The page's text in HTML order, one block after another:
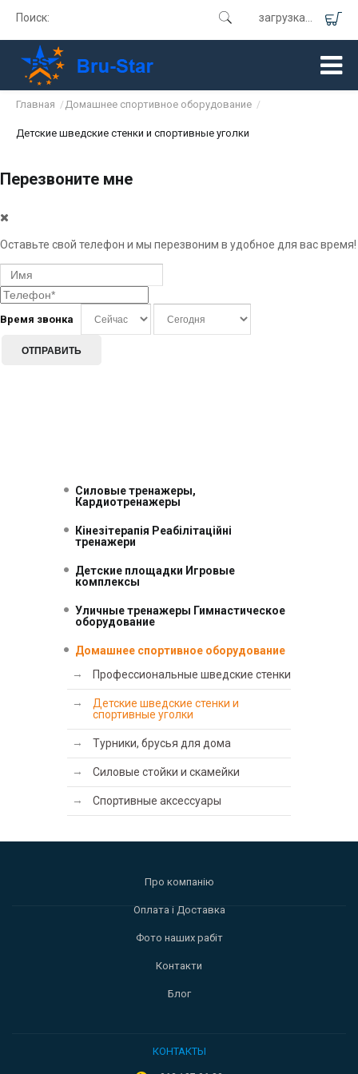
загрузка...
Поиск:
Главная / Домашнее спортивное оборудование /
Детские шведские стенки и спортивные уголки
Перезвоните мне
Оставьте свой телефон и мы перезвоним в удобное для вас время!
Время звонка
ОТПРАВИТЬ
Силовые тренажеры,
Кардиотренажеры
Кінезітерапія Реабілітаційні
тренажери
Детские площадки Игровые
комплексы
Уличные тренажеры Гимнастическое
оборудование
Домашнее спортивное оборудование
Профессиональные шведские стенки
Детские шведские стенки и
спортивные уголки
Турники, брусья для дома
Силовые стойки и скамейки
Спортивные аксессуары
Про компанію
Оплата і Доставка
Фото наших рабіт
Контакти
Блог
КОНТАКТЫ